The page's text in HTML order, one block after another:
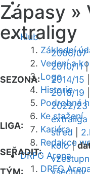
Klub
Základní
Vedení a
Logo
Historie
Podrobná
Ke stažení
Kariéra
Redakce
DRFG Arena
DRFG
Zápasy »
extraligy
SEZONA:
2006/07
2010/11
2014/15
2018/19
2022/23
LIGA:
extraliga
střed
SEŘADIT:
kolo|
TÝM:
všechny